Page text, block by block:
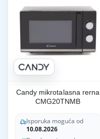
Candy mikrotalasna rerna
CMG20TNMB
Isporuka moguća od
10.08.2026